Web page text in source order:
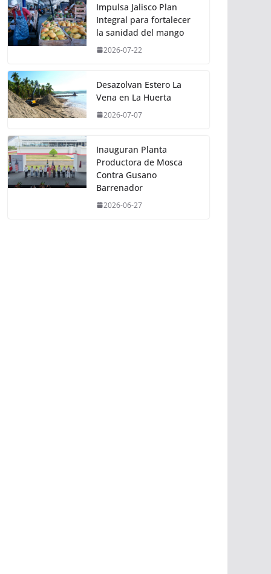
Impulsa Jalisco Plan
Integral para fortalecer
la sanidad del mango
2026-07-22
Desazolvan Estero La
Vena en La Huerta
2026-07-07
Inauguran Planta
Productora de Mosca
Contra Gusano
Barrenador
2026-06-27